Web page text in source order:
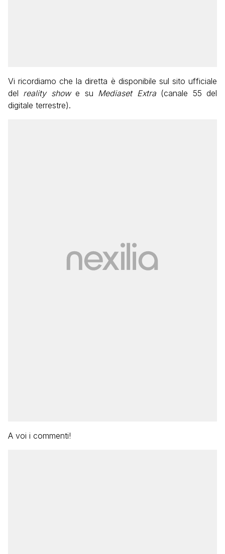
Vi ricordiamo che la diretta è disponibile sul sito ufficiale
del reality showe su Mediaset Extra(canale 55 del
digitale terrestre).
A voi i commenti!